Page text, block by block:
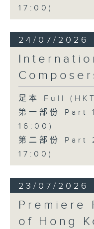
17:00)
24/07/2026
足本 Full
第一部份 Part
16:00)
第二部份
17:00)
23/07/2026
Premiere
of Hong